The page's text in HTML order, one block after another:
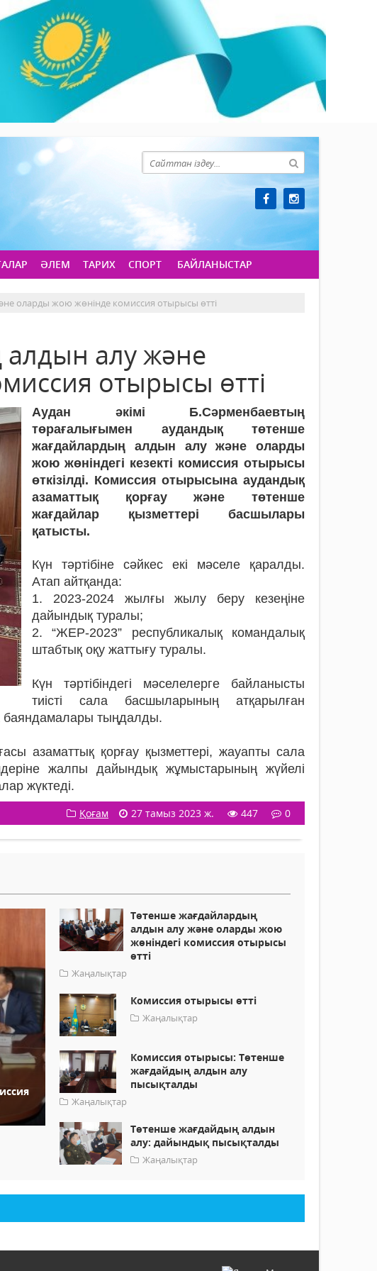
ӘЛЕМ ТАРИХ СПОРТ БАЙЛАНЫСТАР
оларды жою жөнінде комиссия отырысы өтті
алу және
отырысы өтті
Аудан әкімі Б.Сәрменбаевтың
төрағалығымен аудандық төтенше
жағдайлардың алдын алу және оларды
жою жөніндегі кезекті комиссия отырысы
өткізілді. Комиссия отырысына аудандық
азаматтық қорғау және төтенше
жағдайлар қызметтері басшылары
қатысты.
Күн тәртібіне сәйкес екі мәселе қаралды.
Атап айтқанда:
1. 2023-2024 жылғы жылу беру кезеңіне
дайындық туралы;
2. “ЖЕР-2023” республикалық командалық
штабтық оқу жаттығу туралы.
Күн тәртібіндегі мәселелерге байланысты
тиісті сала басшыларының атқарылған
баяндамалары тыңдалды.
азаматтық қорғау қызметтері, жауапты сала
жалпы дайындық жұмыстарының жүйелі
жүктеді.
Қоғам 27 тамыз 2023 ж. 447 0
Төтенше жағдайлардың
алдын алу және оларды жою
жөніндегі комиссия отырысы
өтті
Жаңалықтар
Комиссия отырысы өтті
Жаңалықтар
Комиссия отырысы: Төтенше
жағдайдың алдын алу
пысықталды
Жаңалықтар
Төтенше жағдайдың алдын
алу: дайындық пысықталды
Жаңалықтар